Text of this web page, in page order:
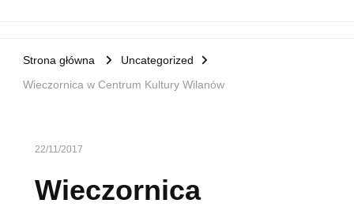
Strona główna
Uncategorized
Wieczornica w Centrum Kultury Wilanów
22/11/2017
Wieczornica